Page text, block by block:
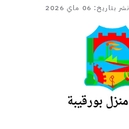
نشر بتاريخ: 06 ماي 2026